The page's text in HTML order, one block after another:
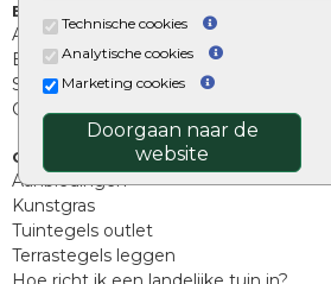
Technische cookies
Analytische cookies
Marketing cookies
Doorgaan naar de
website
Extra benodigdheden
Afwatering en diversen
Beplantings en betonelementen
Split, grind en zand
Oprit tegels
Overig
Aanbiedingen
Kunstgras
Tuintegels outlet
Terrastegels leggen